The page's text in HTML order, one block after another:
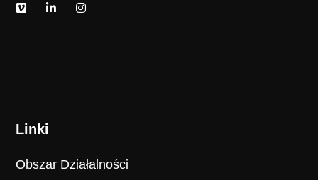
Linki
Obszar Działalności